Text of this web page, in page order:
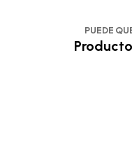
PUEDE